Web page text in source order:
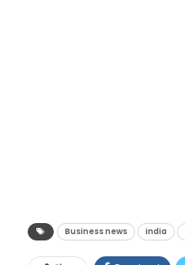
Business news india